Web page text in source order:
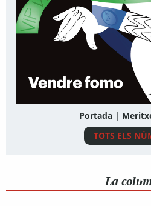
Portada |
TOTS ELS
La